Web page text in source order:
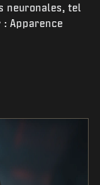
neuronales, tel
: Apparence